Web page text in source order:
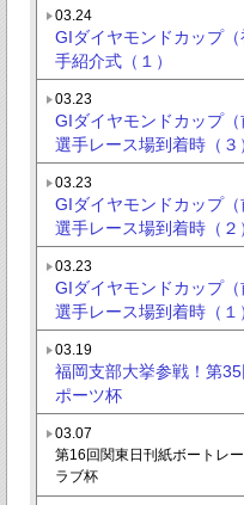
03.24
GIダイヤモンドカップ（
手紹介式（１）
03.23
GIダイヤモンドカップ（
選手レース場到着時（３
03.23
GIダイヤモンドカップ（
選手レース場到着時（２
03.23
GIダイヤモンドカップ（
選手レース場到着時（１
03.19
福岡支部大挙参戦！第
ポーツ杯
03.07
第16回関東日刊紙ボートレ
ラブ杯